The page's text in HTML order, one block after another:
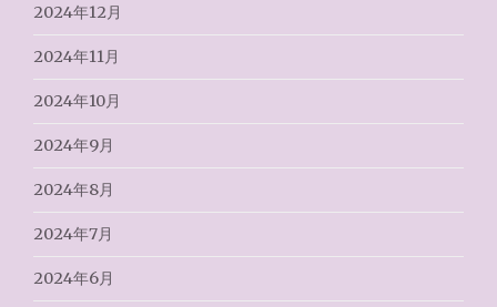
2024年12月
2024年11月
2024年10月
2024年9月
2024年8月
2024年7月
2024年6月